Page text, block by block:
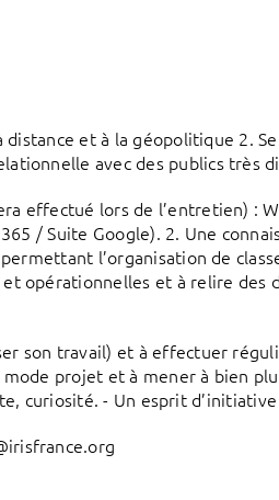
et à la géopolitique 2.
avec des publics très
effectué lors de l’entretien) :
/ Suite Google). 2. Une
l’organisation de
opérationnelles et à relire des
son travail) et à effectuer
projet et à mener à bien
curiosité. - Un esprit